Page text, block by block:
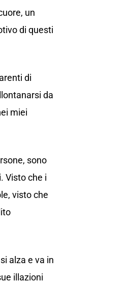
un
di questi
di
da
miei
sono
Visto che i
visto che
alza e va in
illazioni